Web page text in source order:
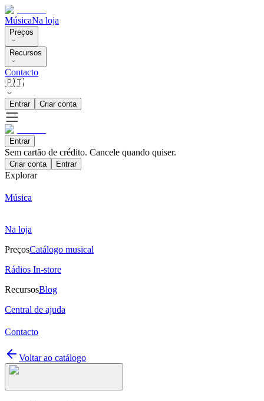
MúsicaNa loja
Preços
Recursos
Contacto
🇵🇹
Entrar Criar conta
Entrar
Sem cartão de crédito. Cancele quando quiser.
Criar conta Entrar
Explorar
Música
Na loja
PreçosCatálogo musical
Rádios In-store
RecursosBlog
Central de ajuda
Contacto
Voltar ao catálogo